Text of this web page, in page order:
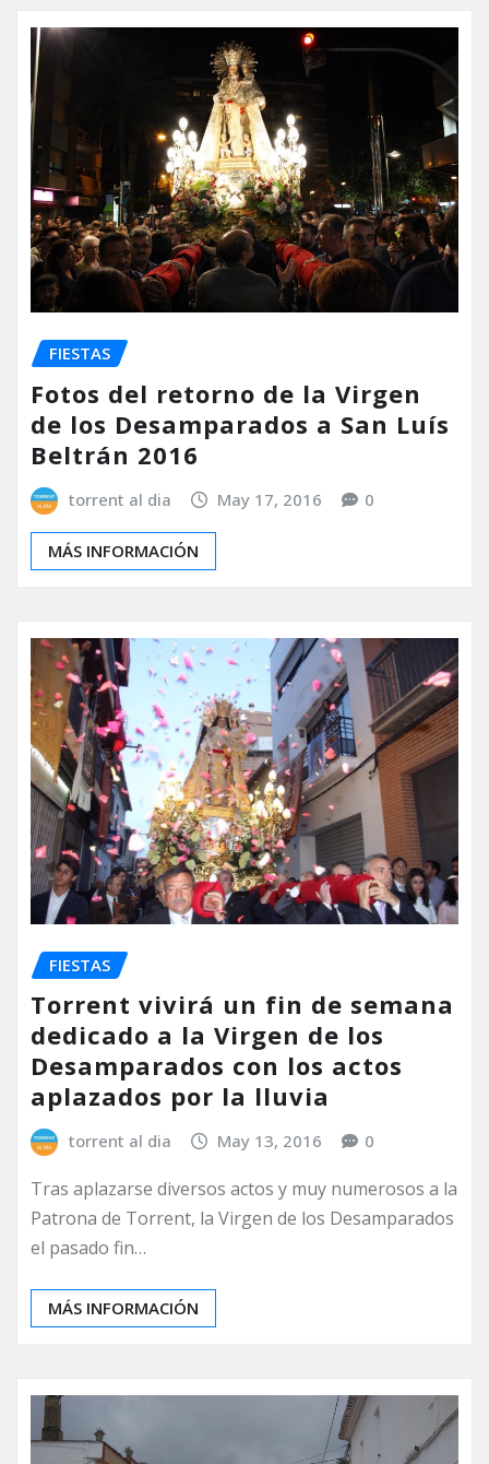
FIESTAS
Fotos del retorno de la Virgen
de los Desamparados a San Luís
Beltrán 2016
torrent al dia May 17, 2016 0
MÁS INFORMACIÓN
FIESTAS
Torrent vivirá un fin de semana
dedicado a la Virgen de los
Desamparados con los actos
aplazados por la lluvia
torrent al dia May 13, 2016 0
Tras aplazarse diversos actos y muy numerosos a la
Patrona de Torrent, la Virgen de los Desamparados
el pasado fin…
MÁS INFORMACIÓN